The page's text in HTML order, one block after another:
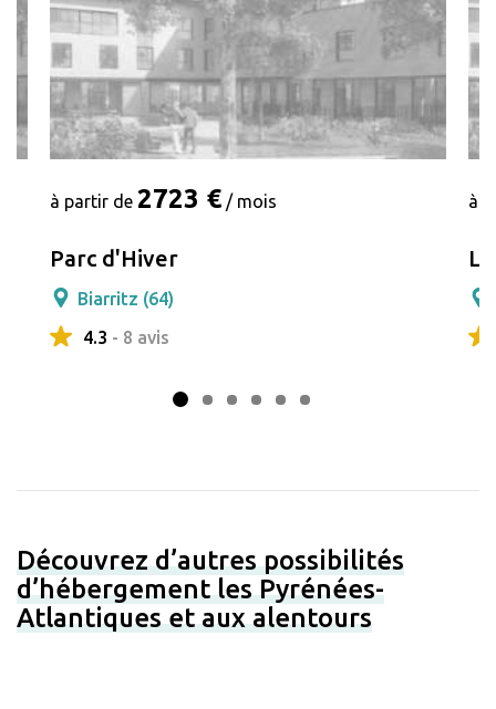
à partir de 2723 € / mois
Parc d'Hiver
Biarritz (64)
4.3 - 8 avis
à
Découvrez d’autres possibilités
d’hébergement les Pyrénées-
Atlantiques et aux alentours